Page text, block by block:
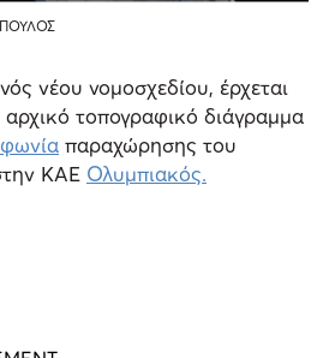
νέου νομοσχεδίου, έρχεται
αρχικό τοπογραφικό διάγραμμα
παραχώρησης του
ΚΑΕ Ολυμπιακός.